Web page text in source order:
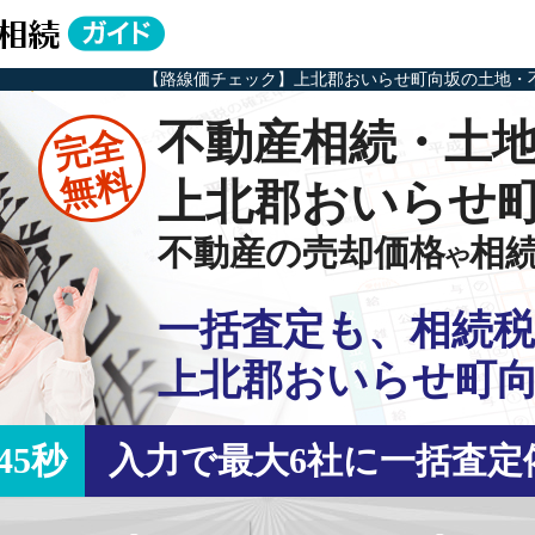
【路線価チェック】上北郡おいらせ町向坂の土地
完全
無料
不動産相続・土
上北郡おいらせ
不動産の売却価格や相
一括査定も、相続
上北郡おいらせ町
秒 入力で最大6社に一括査定